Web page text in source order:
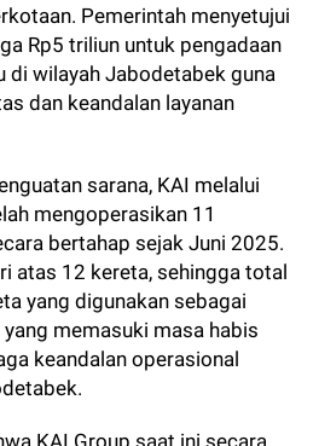
Pemerintah menyetujui
Rp5 triliun untuk pengadaan
di wilayah Jabodetabek guna
dan keandalan layanan
sarana, KAI melalui
mengoperasikan 11
bertahap sejak Juni 2025.
atas 12 kereta, sehingga total
yang digunakan sebagai
memasuki masa habis
keandalan operasional
KAI Group saat ini secara